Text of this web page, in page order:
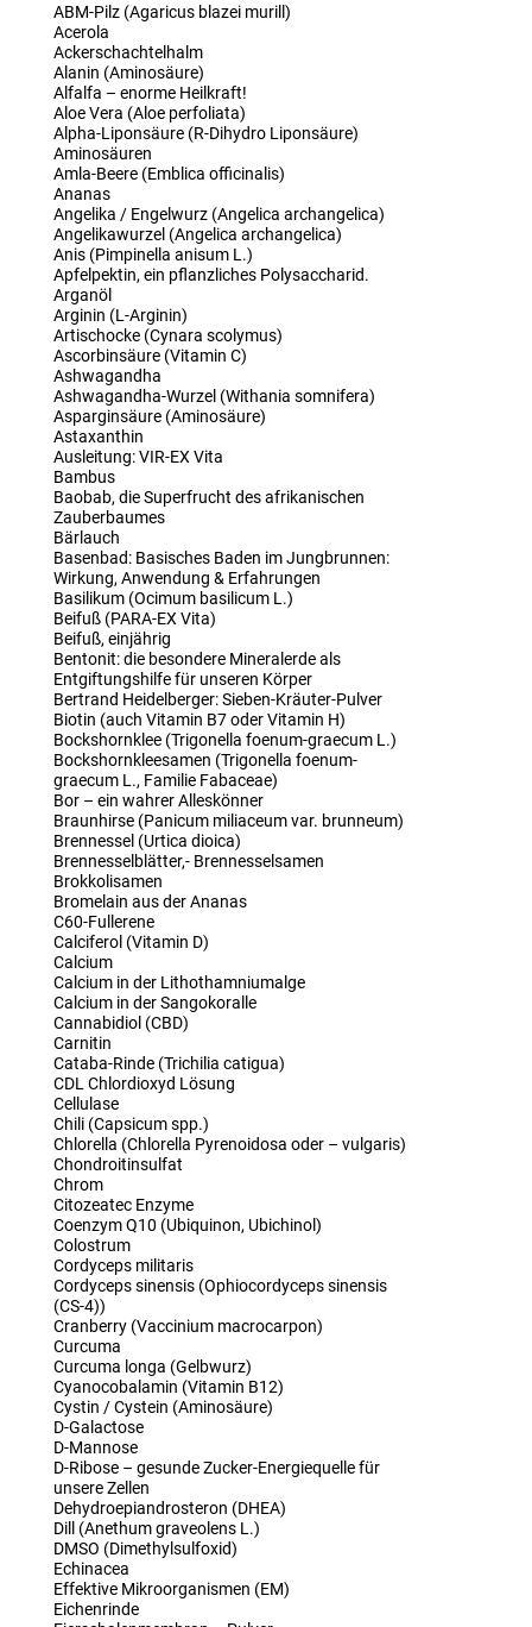
ABM-Pilz (Agaricus blazei murill)
Acerola
Ackerschachtelhalm
Alanin (Aminosäure)
Alfalfa – enorme Heilkraft!
Aloe Vera (Aloe perfoliata)
Alpha-Liponsäure (R-Dihydro Liponsäure)
Aminosäuren
Amla-Beere (Emblica officinalis)
Ananas
Angelika / Engelwurz (Angelica archangelica)
Angelikawurzel (Angelica archangelica)
Anis (Pimpinella anisum L.)
Apfelpektin, ein pflanzliches Polysaccharid.
Arganöl
Arginin (L-Arginin)
Artischocke (Cynara scolymus)
Ascorbinsäure (Vitamin C)
Ashwagandha
Ashwagandha-Wurzel (Withania somnifera)
Asparginsäure (Aminosäure)
Astaxanthin
Ausleitung: VIR-EX Vita
Bambus
Baobab, die Superfrucht des afrikanischen
Zauberbaumes
Bärlauch
Basenbad: Basisches Baden im Jungbrunnen:
Wirkung, Anwendung & Erfahrungen
Basilikum (Ocimum basilicum L.)
Beifuß (PARA-EX Vita)
Beifuß, einjährig
Bentonit: die besondere Mineralerde als
Entgiftungshilfe für unseren Körper
Bertrand Heidelberger: Sieben-Kräuter-Pulver
Biotin (auch Vitamin B7 oder Vitamin H)
Bockshornklee (Trigonella foenum-graecum L.)
Bockshornkleesamen (Trigonella foenum-
graecum L., Familie Fabaceae)
Bor – ein wahrer Alleskönner
Braunhirse (Panicum miliaceum var. brunneum)
Brennessel (Urtica dioica)
Brennesselblätter,- Brennesselsamen
Brokkolisamen
Bromelain aus der Ananas
C60-Fullerene
Calciferol (Vitamin D)
Calcium
Calcium in der Lithothamniumalge
Calcium in der Sangokoralle
Cannabidiol (CBD)
Carnitin
Cataba-Rinde (Trichilia catigua)
CDL Chlordioxyd Lösung
Cellulase
Chili (Capsicum spp.)
Chlorella (Chlorella Pyrenoidosa oder – vulgaris)
Chondroitinsulfat
Chrom
Citozeatec Enzyme
Coenzym Q10 (Ubiquinon, Ubichinol)
Colostrum
Cordyceps militaris
Cordyceps sinensis (Ophiocordyceps sinensis
(CS-4))
Cranberry (Vaccinium macrocarpon)
Curcuma
Curcuma longa (Gelbwurz)
Cyanocobalamin (Vitamin B12)
Cystin / Cystein (Aminosäure)
D-Galactose
D-Mannose
D-Ribose – gesunde Zucker-Energiequelle für
unsere Zellen
Dehydroepiandrosteron (DHEA)
Dill (Anethum graveolens L.)
DMSO (Dimethylsulfoxid)
Echinacea
Effektive Mikroorganismen (EM)
Eichenrinde